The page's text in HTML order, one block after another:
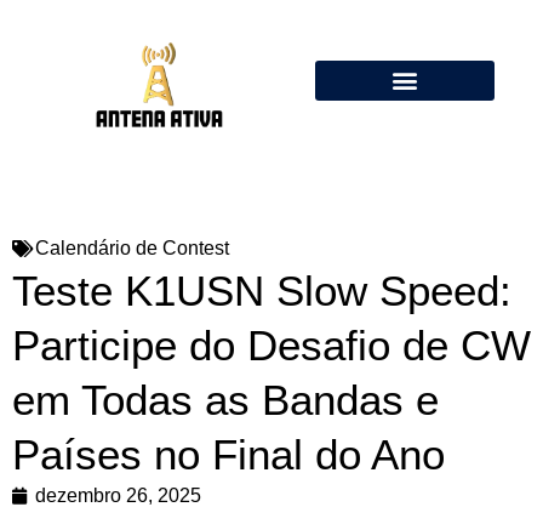
Calendário de Contest
Teste K1USN Slow Speed:
Participe do Desafio de CW
em Todas as Bandas e
Países no Final do Ano
dezembro 26, 2025